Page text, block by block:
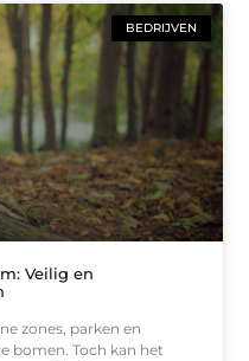
BEDRIJVEN
Veilig en
zones, parken en
bomen. Toch kan het